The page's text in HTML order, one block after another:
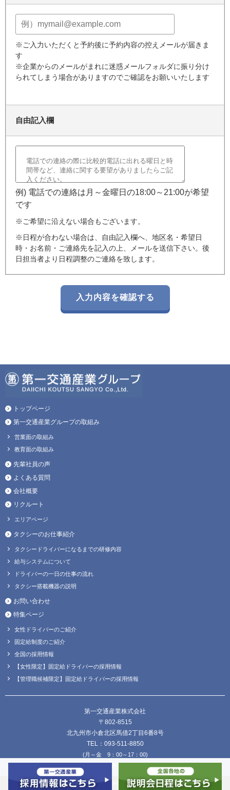
※ご入力いただくと予約後に予約内容の控えメールが届きま
す
※企業からのメールがまれに迷惑メールフォルダに振り分け
られてしまう場合がありますのでご確認をお願いいたします
自由記入欄
例) 電話での連絡は月～金曜日の18:00～21:00が希望
です
※ご希望に沿えない場合もございます。
※日程が合わない場合は、自由記入欄へ、地区名・希望日
時・お名前・ご連絡先を記入の上、メールを送信下さい。後
日担当者より日程調整のご連絡を致します。
トップページ
第一交通産業グループの取組み
営業面の取組み
教育面の取組み
先輩社員の声
よくある質問
会社概要
リクルート
エリアページ
タクシーのお仕事紹介
タクシードライバーになるまでの研修内容
給与システムについて
ドライバーの一日の仕事の流れ
タクシー搭載機器の説明
お問い合わせ
特集ページ
女性ドライバーのご紹介
固定給制度のご紹介
全国の採用情報
【女性限定】固定給ドライバーの採用情報
【管理職候補限定】固定給ドライバーの採用情報
第一交通産業株式会社
〒802-8515
北九州市小倉北区馬借2丁目6番8号
TEL：093-511-8850
(月～金 9：00～17：00)
FAX：093-511-8838
Copyright © DAIICHI KOUTSU SANGYO Co.,Ltd. all Rights Reserved.